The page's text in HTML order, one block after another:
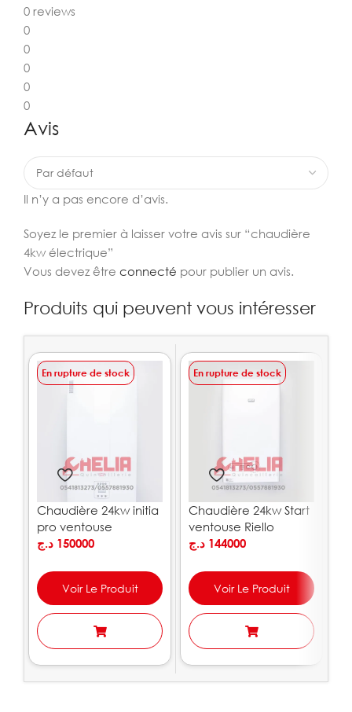
0 reviews
0
0
0
0
0
Avis
Il n’y a pas encore d’avis.
Soyez le premier à laisser votre avis sur “chaudière
4kw électrique”
Vous devez être connecté pour publier un avis.
Produits qui peuvent vous intéresser
En rupture de stock
Chaudière 24kw initia
pro ventouse
Chappée
150000 د.ج
Voir Le Produit
En rupture de stock
Chaudière 24kw Start
ventouse Riello
144000 د.ج
Voir Le Produit